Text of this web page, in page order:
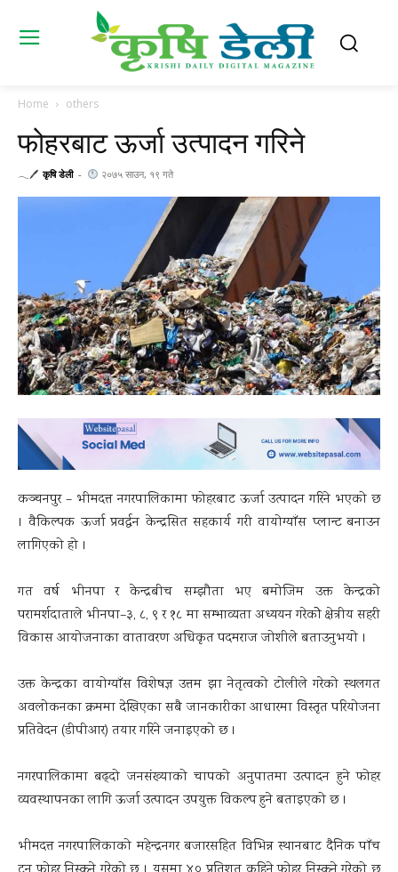
Home others
फोहरबाट ऊर्जा उत्पादन गरिने
𓂃🖊 कृषि डेली - २०७५ साउन, १९ गते
कञ्चनपुर – भीमदत्त नगरपालिकामा फोहरबाट ऊर्जा उत्पादन गरिने भएको छ
। वैकिल्पक ऊर्जा प्रवर्द्धन केन्द्रसित सहकार्य गरी वायोग्याँस प्लान्ट बनाउन
लागिएको हो ।
गत वर्ष भीनपा र केन्द्रबीच सम्झौता भए बमोजिम उक्त केन्द्रको
परामर्शदाताले भीनपा–३, ८, ९ र १८ मा सम्भाव्यता अध्ययन गरेकोे क्षेत्रीय सहरी
विकास आयोजनाका वातावरण अधिकृत पदमराज जोशीले बताउनुभयो ।
उक्त केन्द्रका वायोग्याँस विशेषज्ञ उत्तम झा नेतृत्वको टोलीले गरेको स्थलगत
अवलोकनका क्रममा देखिएका सबै जानकारीका आधारमा विस्तृत परियोजना
प्रतिवेदन (डीपीआर) तयार गरिने जनाइएको छ ।
नगरपालिकामा बढ्दो जनसंख्याको चापको अनुपातमा उत्पादन हुने फोहर
व्यवस्थापनका लागि ऊर्जा उत्पादन उपयुक्त विकल्प हुने बताइएको छ ।
भीमदत्त नगरपालिकाको महेन्द्रनगर बजारसहित विभिन्न स्थानबाट दैनिक पाँच